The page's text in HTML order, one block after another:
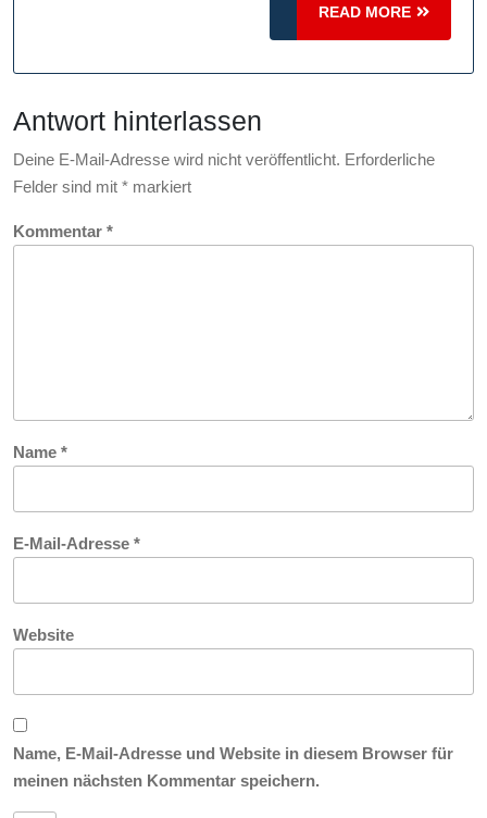
BW
READ MORE
READ
MORE
Antwort hinterlassen
Deine E-Mail-Adresse wird nicht veröffentlicht. Erforderliche
Felder sind mit * markiert
Kommentar *
Name *
E-Mail-Adresse *
Website
Name, E-Mail-Adresse und Website in diesem Browser für
meinen nächsten Kommentar speichern.